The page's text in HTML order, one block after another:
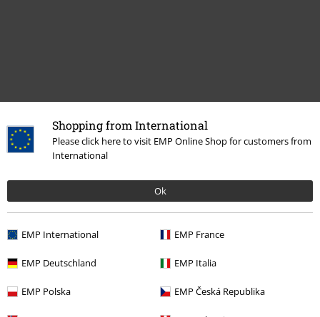
Shopping from International
Please click here to visit EMP Online Shop for customers from
International
Ok
EMP International EMP France
EMP Deutschland EMP Italia
EMP Polska EMP Česká Republika
Plus de catégories. Plus d'options.
Promos % Médias
Musique Top Bands AC/DC Médias
Musique Les Styles
Musique Médias Blu-Rays
Musique Les Styles